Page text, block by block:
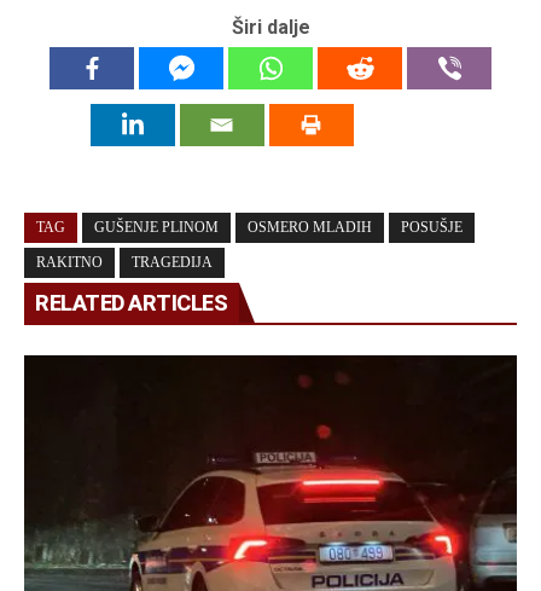
Širi dalje
TAG GUŠENJE PLINOM OSMERO MLADIH POSUŠJE
RAKITNO TRAGEDIJA
RELATED ARTICLES